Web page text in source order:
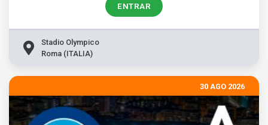
ENTRAR
Stadio Olympico
Roma (ITALIA)
30 AGO 2026